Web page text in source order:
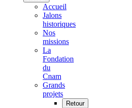
Accueil
Jalons
historiques
Nos
missions
La
Fondation
du
Cnam
Grands
projets
Retour